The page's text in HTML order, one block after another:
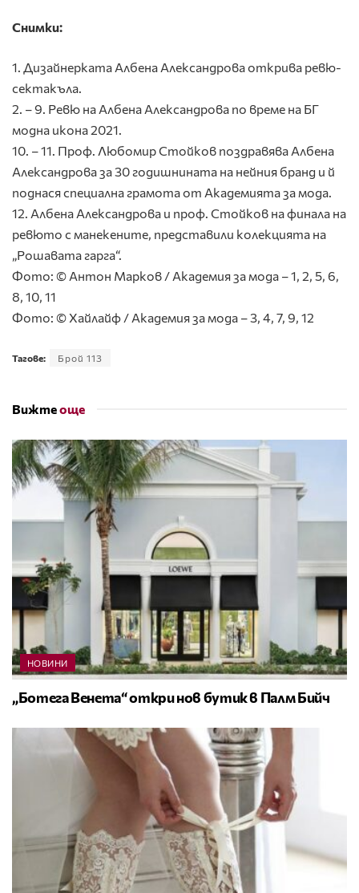
Снимки:
1. Дизайнерката Албена Александрова открива ревю-
сектакъла.
2. – 9. Ревю на Албена Александрова по време на БГ
модна икона 2021.
10. – 11. Проф. Любомир Стойков поздравява Албена
Александрова за 30 годишнината на нейния бранд и й
поднася специална грамота от Академията за мода.
12. Албена Александрова и проф. Стойков на финала на
ревюто с манекените, представили колекцията на
„Рошавата гарга“.
Фото: © Антон Марков / Академия за мода – 1, 2, 5, 6,
8, 10, 11
Фото: © Хайлайф / Академия за мода – 3, 4, 7, 9, 12
Тагове: Брой 113
Вижтеоще
НОВИНИ
„Ботега Венета“ откри нов бутик в Палм Бийч